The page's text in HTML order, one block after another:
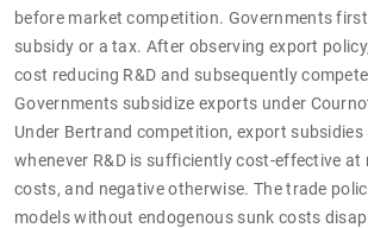
before market competition. Governments
subsidy or a tax. After observing export
cost reducing R&D and subsequently
Governments subsidize exports under
Under Bertrand competition, export subsidies
whenever R&D is sufficiently cost-effective at
costs, and negative otherwise. The trade
models without endogenous sunk costs